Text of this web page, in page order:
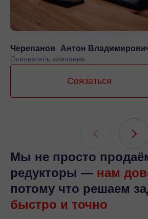
Черепанов Антон
Основатель компании
Связаться
Мы не просто
редукторы — нам
потому что решаем
быстро и точно